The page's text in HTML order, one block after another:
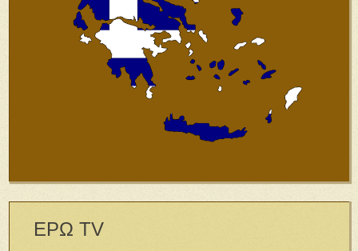
ΕΡΩ TV